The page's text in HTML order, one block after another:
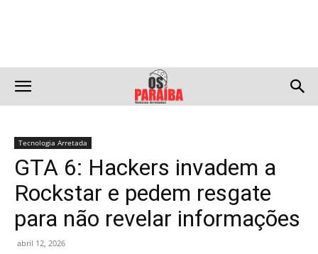
Tecnologia Arretada
GTA 6: Hackers invadem a
Rockstar e pedem resgate
para não revelar informações
abril 12, 2026